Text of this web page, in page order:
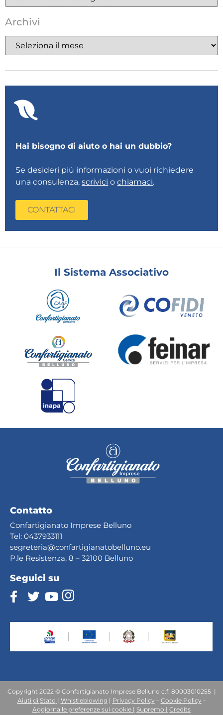
Archivi
Hai bisogno di aiuto o hai un dubbio?
Se desideri più informazioni o vuoi richiedere
una consulenza,scrivici ochiamaci.
CONTATTACI
Il Sistema Associativo
Contatto
Confartigianato Imprese Belluno
Tel: 0437933111
segreteria@confartigianatobelluno.eu
P.le Resistenza, 8 – 32100 Belluno
Seguici su
Copyright 2022 © Confartigianato Imprese Belluno c.f. 80003010255 |
Aiuti di Stato | Whistleblowing | Privacy Policy – Cookie Policy –
Aggiorna le preferenze sui cookie | Supremo | Credits